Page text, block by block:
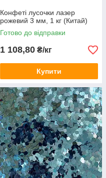
Конфеті лусочки лазер
рожевий 3 мм, 1 кг (Китай)
Готово до відправки
1 108,80 ₴/кг
Купити